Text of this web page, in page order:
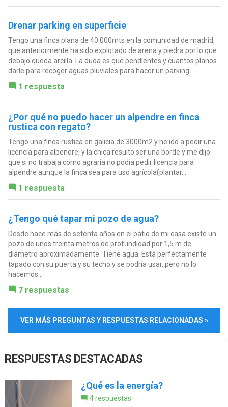
Drenar parking en superficie
Tengo una finca plana de 40.000mts en la comunidad de madrid,
que anteriormente ha sido explotado de arena y piedra por lo que
debajo queda arcilla. La duda es que pendientes y cuantos planos
darle para recoger aguas pluviales para hacer un parking...
1 respuesta
¿Por qué no puedo hacer un alpendre en finca
rustica con regato?
Tengo una finca rustica en galicia de 3000m2 y he ido a pedir una
licencia para alpendre, y la chica resulto ser una borde y me dijo
que si no trabaja como agraria no podía pedir licencia para
alpendre aunque la finca sea para uso agrícola(plantar...
1 respuesta
¿Tengo qué tapar mi pozo de agua?
Desde hace más de setenta años en el patio de mi casa existe un
pozo de unos treinta metros de profundidad por 1,5 m de
diámetro aproximadamente. Tiene agua. Está perfectamente
tapado con su puerta y su techo y se podría usar, pero no lo
hacemos...
7 respuestas
VER MÁS PREGUNTAS Y RESPUESTAS RELACIONADAS »
RESPUESTAS DESTACADAS
¿Qué es la energía?
4 respuestas